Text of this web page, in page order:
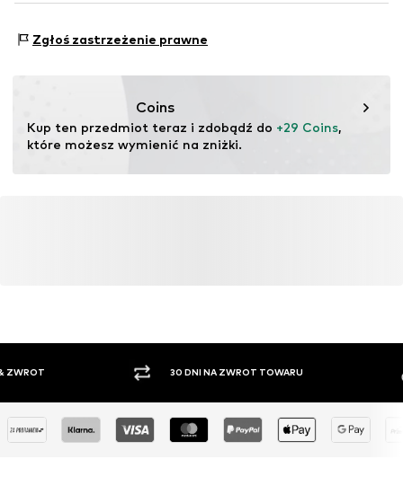
Posthofbrug 2-4
www.eastpak.com/de-de/contact
Zgłoś zastrzeżenie prawne
Coins
Kup ten przedmiot teraz i zdobądź do +29 Coins,
które możesz wymienić na zniżki.
30 DNI NA ZWROT TOWARU